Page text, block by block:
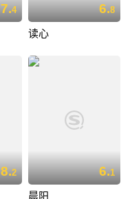
7.4 6.8
读心
8.2 6.1
晨阳